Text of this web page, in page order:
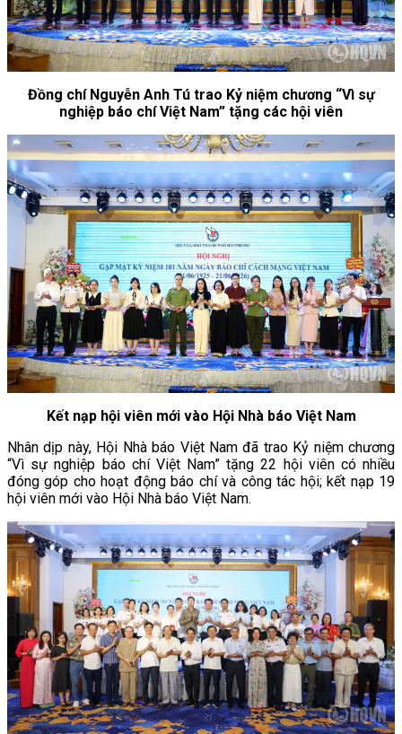
Đồng chí Nguyễn Anh Tú trao Kỷ niệm chương “Vì sự
nghiệp báo chí Việt Nam” tặng các hội viên
Kết nạp hội viên mới vào Hội Nhà báo Việt Nam
Nhân dịp này, Hội Nhà báo Việt Nam đã trao Kỷ niệm chương
“Vì sự nghiệp báo chí Việt Nam” tặng 22 hội viên có nhiều
đóng góp cho hoạt động báo chí và công tác hội; kết nạp 19
hội viên mới vào Hội Nhà báo Việt Nam.